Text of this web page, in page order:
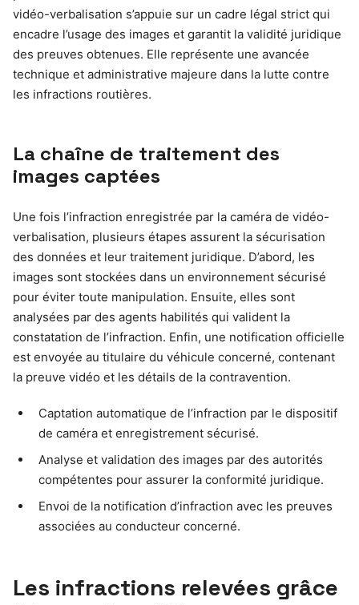
vidéo-verbalisation s’appuie sur un cadre légal strict qui
encadre l’usage des images et garantit la validité juridique
des preuves obtenues. Elle représente une avancée
technique et administrative majeure dans la lutte contre
les infractions routières.
La chaîne de traitement des
images captées
Une fois l’infraction enregistrée par la caméra de vidéo-
verbalisation, plusieurs étapes assurent la sécurisation
des données et leur traitement juridique. D’abord, les
images sont stockées dans un environnement sécurisé
pour éviter toute manipulation. Ensuite, elles sont
analysées par des agents habilités qui valident la
constatation de l’infraction. Enfin, une notification officielle
est envoyée au titulaire du véhicule concerné, contenant
la preuve vidéo et les détails de la contravention.
Captation automatique de l’infraction par le dispositif
de caméra et enregistrement sécurisé.
Analyse et validation des images par des autorités
compétentes pour assurer la conformité juridique.
Envoi de la notification d’infraction avec les preuves
associées au conducteur concerné.
Les infractions relevées grâce